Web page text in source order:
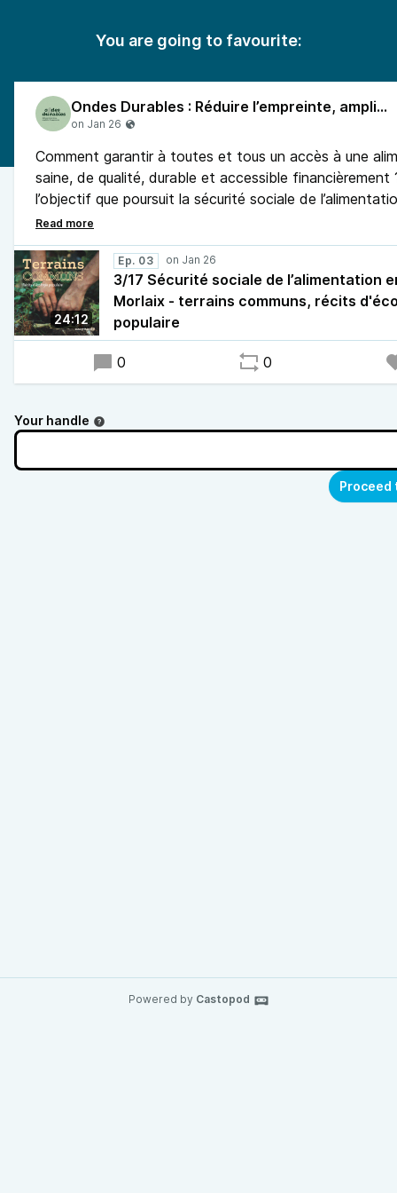
You are going to favourite:
Ondes Durables : Réduire l’empreinte, amplifier l’engagement
Comment garantir à toutes et tous un accès à une
saine, de qualité, durable et accessible financièrement
l’objectif que poursuit la sécurité sociale de
de Morlaix, une expérimentation sur le sujet a été
par un collectif. Composé d’une centaine de
citoyens vivant sur ce territoire, il est accompagné et
structures associatives.
24:12
Ep. 03
3/17 Sécurité sociale de l’alimentation
Morlaix - terrains communs, récits
populaire
0 0
Your handle
Powered by Castopod